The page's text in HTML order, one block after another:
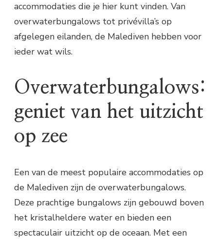
accommodaties die je hier kunt vinden. Van
overwaterbungalows tot privévilla’s op
afgelegen eilanden, de Malediven hebben voor
ieder wat wils.
Overwaterbungalows:
geniet van het uitzicht
op zee
Een van de meest populaire accommodaties op
de Malediven zijn de overwaterbungalows.
Deze prachtige bungalows zijn gebouwd boven
het kristalheldere water en bieden een
spectaculair uitzicht op de oceaan. Met een